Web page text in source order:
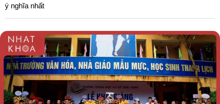
ý nghĩa nhất